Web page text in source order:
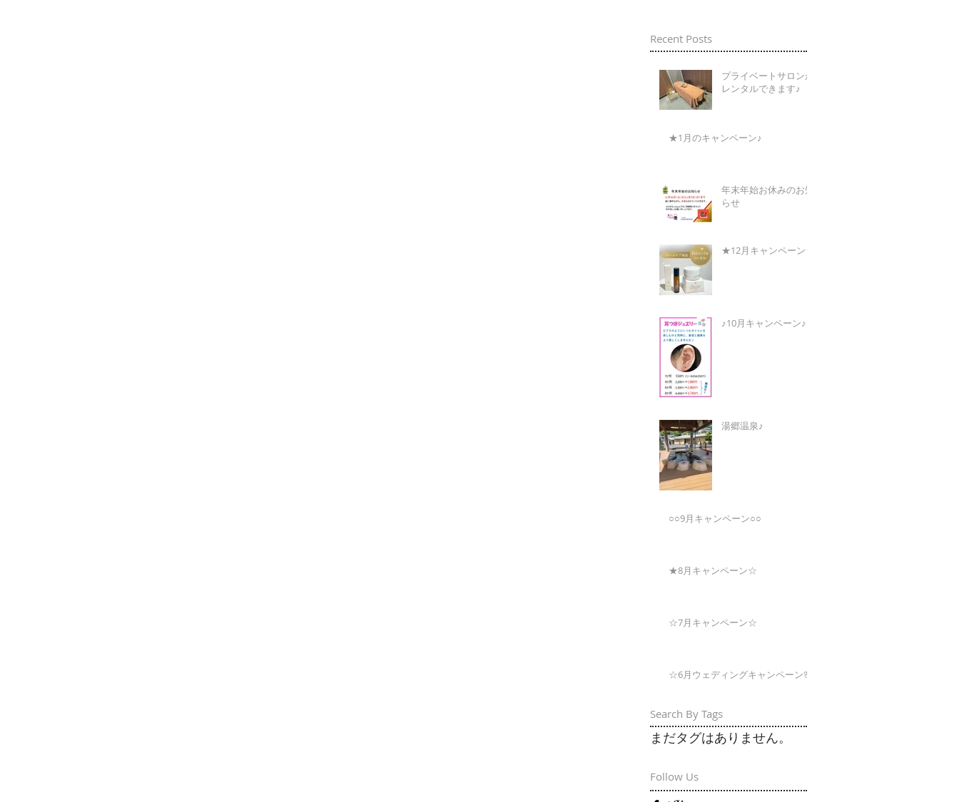
Recent Posts
Search By Tags
プライベートサロンが
レンタルできます♪
★1月のキャンペーン♪
年末年始お休みのお知
らせ
★12月キャンペーン★
♪10月キャンペーン♪
湯郷温泉♪
○○9月キャンペーン○○
★8月キャンペーン☆
☆7月キャンペーン☆
☆6月ウェディングキャンペーン🌸
まだタグはありません。
Follow Us